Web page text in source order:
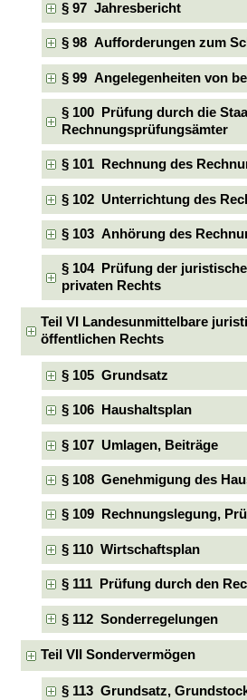
§ 97 Jahresbericht
§ 98 Aufforderungen zum
§ 99 Angelegenheiten von
§ 100 Prüfung durch die
Rechnungsprüfungsämter
§ 101 Rechnung des
§ 102 Unterrichtung des
§ 103 Anhörung des
§ 104 Prüfung der
privaten Rechts
Teil VI Landesunmittelbare
öffentlichen Rechts
§ 105 Grundsatz
§ 106 Haushaltsplan
§ 107 Umlagen, Beiträge
§ 108 Genehmigung des
§ 109 Rechnungslegung,
§ 110 Wirtschaftsplan
§ 111 Prüfung durch den
§ 112 Sonderregelungen
Teil VII Sondervermögen
§ 113 Grundsatz,